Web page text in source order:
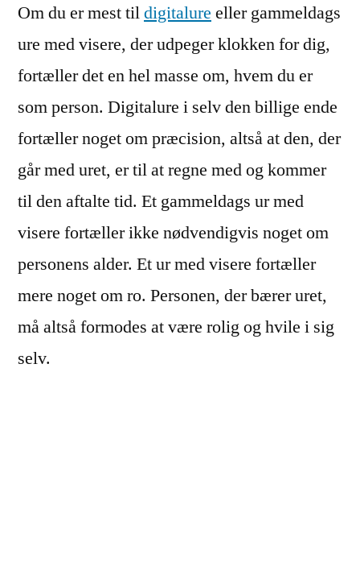
fortæller
mere
end
tiden
Om du er mest tildigitalure eller gammeldags
ure med visere, der udpeger klokken for dig,
fortæller det en hel masse om, hvem du er
som person. Digitalure i selv den billige ende
fortæller noget om præcision, altså at den, der
går med uret, er til at regne med og kommer
til den aftalte tid. Et gammeldags ur med
visere fortæller ikke nødvendigvis noget om
personens alder. Et ur med visere fortæller
mere noget om ro. Personen, der bærer uret,
må altså formodes at være rolig og hvile i sig
selv.